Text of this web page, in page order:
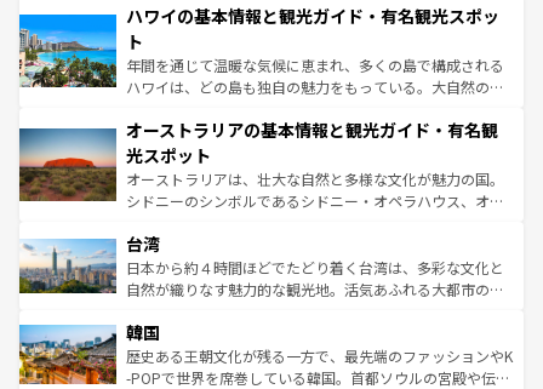
着のスイス情報はコンテンツ一覧を参照してほしい。
のような巨大都市は、観光、ショッピング、エンターテイ
ンメントが詰まった刺激的なスポットだ。一方、アメリカ
西部には大自然が広がり、グランドキャニオンやイエロー
ストーン国立公園といった絶景が堪能できる。さらに、南
文化が魅力。旅行者はアメリカの各地域で異なる魅力を楽
しみながら、その多様性と豊かな歴史を感じることができ
るだろう。車でのロードトリップや列車の旅も、アメリカ
ならではの贅沢な旅のスタイルだ。 なお、新着のアメリカ
情報は コンテンツ一覧 を参照してほしい。
ハワイの基本情報と観光ガイド・有名観光スポッ
ト
年間を通じて温暖な気候に恵まれ、多くの島で構成される
ハワイは、どの島も独自の魅力をもっている。大自然の神
ワイ島は見逃せない。また、定番の観光地といえばオアフ
島だが、静かな自然を求めるならマウイ島やカウアイ島が
おすすめ。エメラルドグリーンに輝く海をはじめ、豊かな
文化や歴史が息づいている。「アロハスピリット」と呼ば
人々、おいしいローカルフードやハワイアンミュージッ
ク、伝統的なフラダンスなど、すべてがハワイの魅力を彩
っている。訪れるたびに新しい発見と感動が待っているハ
はコンテンツ一覧
オーストラリアの基本情報と観光ガイド・有名観
光スポット
オーストラリアは、壮大な自然と多様な文化が魅力の国。
シドニーのシンボルであるシドニー・オペラハウス、オー
リアリーフや大陸中央部にそびえるウルル（エアーズロッ
ク）、タスマニアの美しい原生林やケアンズの熱帯雨林な
ど、見どころがたくさん。また、カフェやワイン、オージ
いる。アクティビティも充実しており、サーフィンやダイ
ビング、ハイキングなど、アウトドア好きにはたまらな
い。オーストラリアの多彩な魅力を存分に味わいつくそ
台湾
日本から約４時間ほどでたどり着く台湾は、多彩な文化と
自然が織りなす魅力的な観光地。活気あふれる大都市の台
ン）、静ひつな山岳地帯である台湾東部など、都市の喧騒
と山間の静けさが共存しており、訪れる人に新しい発見と
驚きをもたらしてくれる。また、奥深い台湾の食文化も魅
韓国
歴史ある王朝文化が残る一方で、最先端のファッションやK
-POPで世界を席巻している韓国。首都ソウルの宮殿や伝統